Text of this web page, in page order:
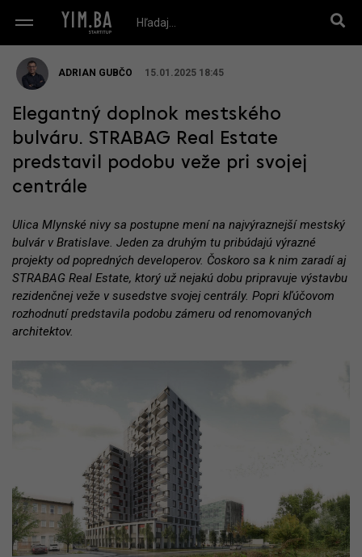
ADRIAN GUBČO 15.01.2025 18:45
Elegantný doplnok mestského
bulváru. STRABAG Real Estate
predstavil podobu veže pri svojej
centrále
Ulica Mlynské nivy sa postupne mení na najvýraznejší mestský
bulvár v Bratislave. Jeden za druhým tu pribúdajú výrazné
projekty od popredných developerov. Čoskoro sa k nim zaradí aj
STRABAG Real Estate, ktorý už nejakú dobu pripravuje výstavbu
rezidenčnej veže v susedstve svojej centrály. Popri kľúčovom
rozhodnutí predstavila podobu zámeru od renomovaných
architektov.